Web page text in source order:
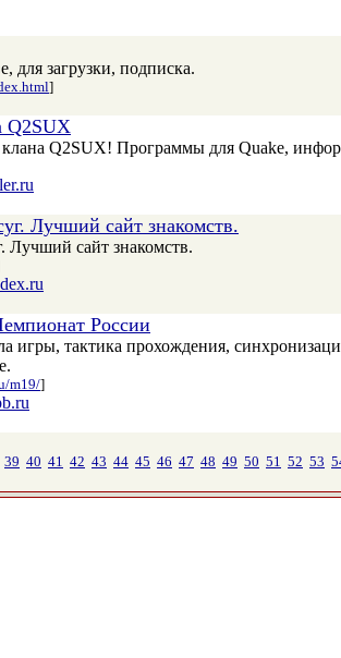
для загрузки, подписка.
]
Q2SUX
Q2SUX! Программы для Quake,
Лучший сайт знакомств.
Лучший сайт знакомств.
России
игры, тактика прохождения,
m19/]
39 40 41 42 43 44 45 46 47 48 49 50 51 52 53